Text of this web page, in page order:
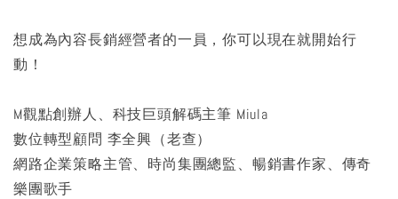
想成為內容長銷經營者的一員，你可以現在就開始行
動！
M觀點創辦人、科技巨頭解碼主筆 Miula
數位轉型顧問 李全興（老查）
網路企業策略主管、時尚集團總監、暢銷書作家、傳奇
樂團歌手